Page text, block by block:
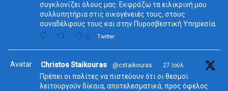
συγκλονίζει όλους μας. Εκφράζω τα ειλικρινή μου
συλλυπητήρια στις οικογένειές τους, στους
συναδέλφους τους και στην Πυροσβεστική Υπηρεσία.
6 Twitter
Avatar Christos Staikouras @cstaikouras · 27 Ιούλ
Πρέπει οι πολίτες να πιστεύουν ότι οι θεσμοί
λειτουργούν δίκαια, αποτελεσματικά, προς όφελος